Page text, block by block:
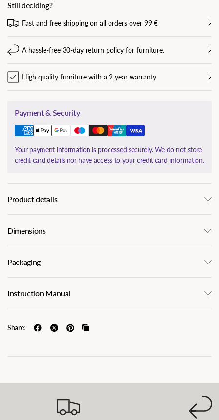
Still deciding?
Fast and free shipping on all orders over 99 €
A hassle-free 30-day return policy for furniture.
High quality furniture with a 2 year warranty
Payment & Security
Your payment information is processed securely. We do not store
credit card details nor have access to your credit card information.
Product details
Dimensions
Packaging
Instruction Manual
Share: